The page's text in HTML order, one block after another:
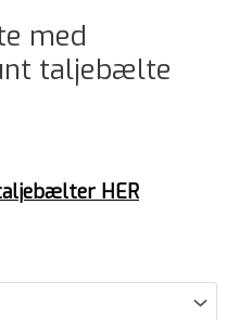
med
taljebælte
HER